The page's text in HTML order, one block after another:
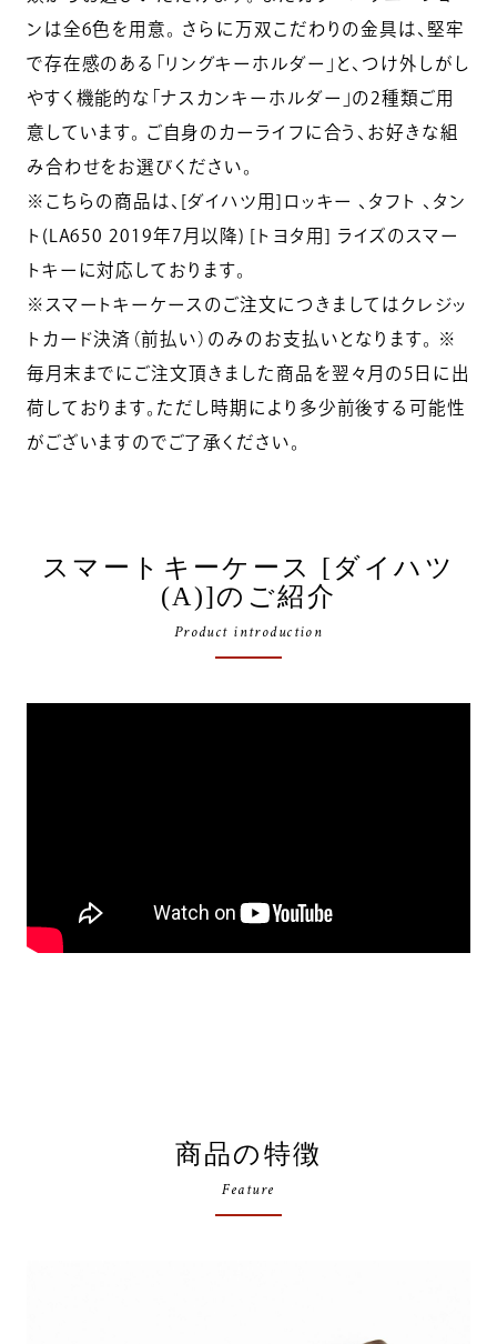
ンは全6色を用意。 さらに万双こだわりの金具は、堅牢
で存在感のある「リングキーホルダー」と、つけ外しがし
やすく機能的な「ナスカンキーホルダー」の2種類ご用
意しています。 ご自身のカーライフに合う、お好きな組
み合わせをお選びください。
※こちらの商品は、[ダイハツ用]ロッキー 、タフト 、タン
ト(LA650 2019年7月以降) [トヨタ用] ライズのスマー
トキーに対応しております。
※スマートキーケースのご注文につきましてはクレジッ
トカード決済（前払い）のみのお支払いとなります。 ※
毎月末までにご注文頂きました商品を翌々月の5日に出
荷しております。ただし時期により多少前後する可能性
がございますのでご了承ください。
スマートキーケース [ダイハツ
(A)]のご紹介
Product introduction
商品の特徴
Feature